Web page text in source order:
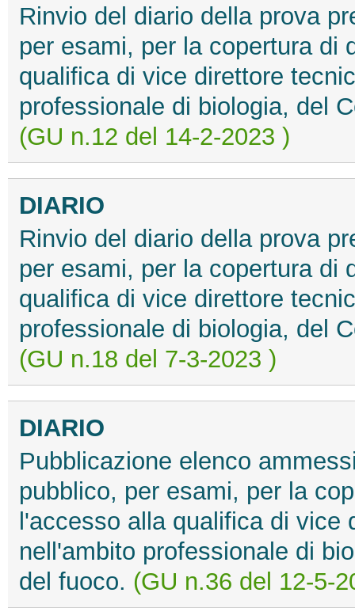
Rinvio del diario della prova
per esami, per la copertura di
qualifica di vice direttore
professionale di biologia, del
(GU n.12 del 14-2-2023 )
DIARIO
Rinvio del diario della prova
per esami, per la copertura di
qualifica di vice direttore
professionale di biologia, del
(GU n.18 del 7-3-2023 )
DIARIO
Pubblicazione elenco
pubblico, per esami, per la
l'accesso alla qualifica di vice
nell'ambito professionale di
del fuoco. (GU n.36 del 12-5-